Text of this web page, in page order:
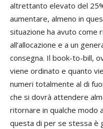
altrettanto elevato del
aumentare, almeno in
situazione ha avuto come
all’allocazione e a un
consegna. Il book-to-bill,
viene ordinato e quanto
numeri totalmente al di
che si dovrà attendere
ritornare in qualche modo
questa di per se stessa è